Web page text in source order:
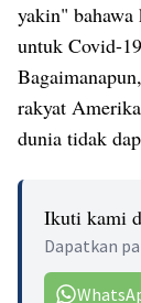
yakin" bahawa
untuk Covid-
rakyat
dunia tidak
Ikuti kami
Dapatkan